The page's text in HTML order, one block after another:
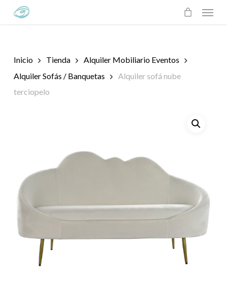
Menu
Inicio Tienda
Alquiler Mobiliario Eventos
Alquiler Sofás / Banquetas
Alquiler sofá nube
terciopelo